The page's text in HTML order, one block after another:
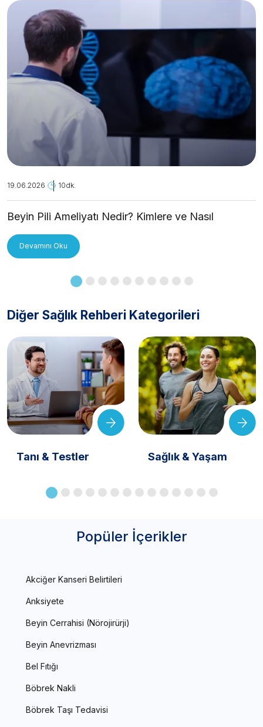
19.06.2026 10dk.
Beyin Pili Ameliyatı Nedir? Kimlere ve Nasıl
Devamını Oku
Diğer Sağlık Rehberi Kategorileri
Tanı & Testler Sağlık & Yaşam
Popüler İçerikler
Akciğer Kanseri Belirtileri
Anksiyete
Beyin Cerrahisi (Nörojirürji)
Beyin Anevrizması
Bel Fıtığı
Böbrek Nakli
Böbrek Taşı Tedavisi